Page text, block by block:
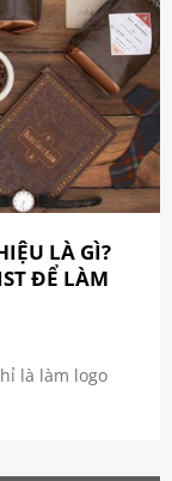
LÀ GÌ?
ĐỂ LÀM
là làm logo